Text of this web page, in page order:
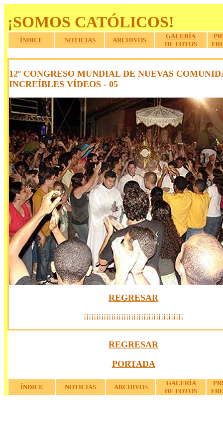
¡SOMOS CATÓLICOS!
ÍNDICE NOTICIAS ARCHIVOS
GALERÍA
DE FOTOS
12º CONGRESO MUNDIAL DE NUEVAS
INCREÍBLES VÍDEOS - 05
REGRESAR
¡¡¡¡¡¡¡¡¡¡¡¡¡¡¡¡¡¡¡¡¡¡¡¡¡¡¡¡¡¡¡¡¡¡¡¡¡¡¡¡
REGRESAR
PORTADA
ÍNDICE NOTICIAS ARCHIVOS
GALERÍA
DE FOTOS